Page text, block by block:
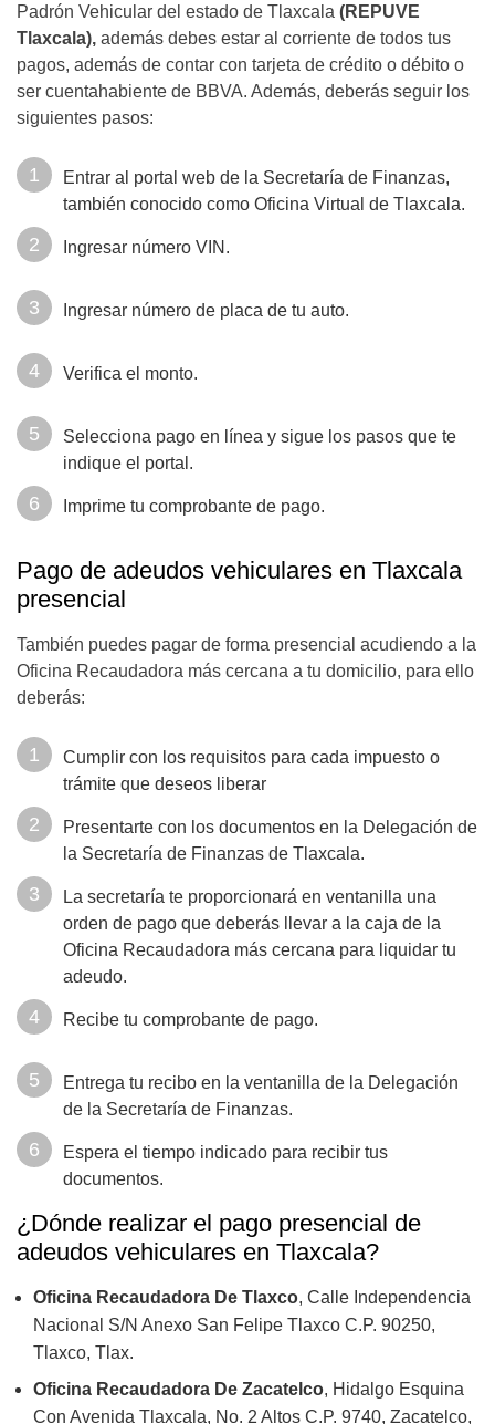
Padrón Vehicular del estado de Tlaxcala (REPUVE
Tlaxcala), además debes estar al corriente de todos tus
pagos, además de contar con tarjeta de crédito o débito o
ser cuentahabiente de BBVA. Además, deberás seguir los
siguientes pasos:
Entrar al portal web de la Secretaría de Finanzas,
también conocido como Oficina Virtual de Tlaxcala.
Ingresar número VIN.
Ingresar número de placa de tu auto.
Verifica el monto.
Selecciona pago en línea y sigue los pasos que te
indique el portal.
Imprime tu comprobante de pago.
Pago de adeudos vehiculares en Tlaxcala
presencial
También puedes pagar de forma presencial acudiendo a la
Oficina Recaudadora más cercana a tu domicilio, para ello
deberás:
Cumplir con los requisitos para cada impuesto o
trámite que deseos liberar
Presentarte con los documentos en la Delegación de
la Secretaría de Finanzas de Tlaxcala.
La secretaría te proporcionará en ventanilla una
orden de pago que deberás llevar a la caja de la
Oficina Recaudadora más cercana para liquidar tu
adeudo.
Recibe tu comprobante de pago.
Entrega tu recibo en la ventanilla de la Delegación
de la Secretaría de Finanzas.
Espera el tiempo indicado para recibir tus
documentos.
¿Dónde realizar el pago presencial de
adeudos vehiculares en Tlaxcala?
Oficina Recaudadora De Tlaxco, Calle Independencia
Nacional S/N Anexo San Felipe Tlaxco C.P. 90250,
Tlaxco, Tlax.
Oficina Recaudadora De Zacatelco, Hidalgo Esquina
Con Avenida Tlaxcala, No. 2 Altos C.P. 9740, Zacatelco,